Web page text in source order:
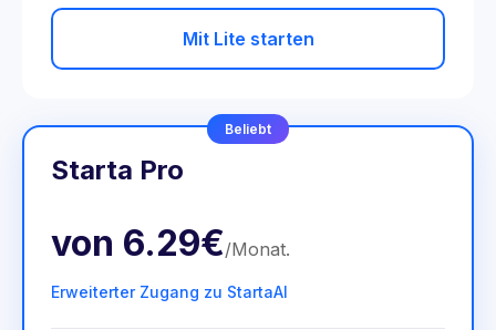
Mit Lite starten
Beliebt
Starta Pro
von 6.29€/Monat.
Erweiterter Zugang zu StartaAI